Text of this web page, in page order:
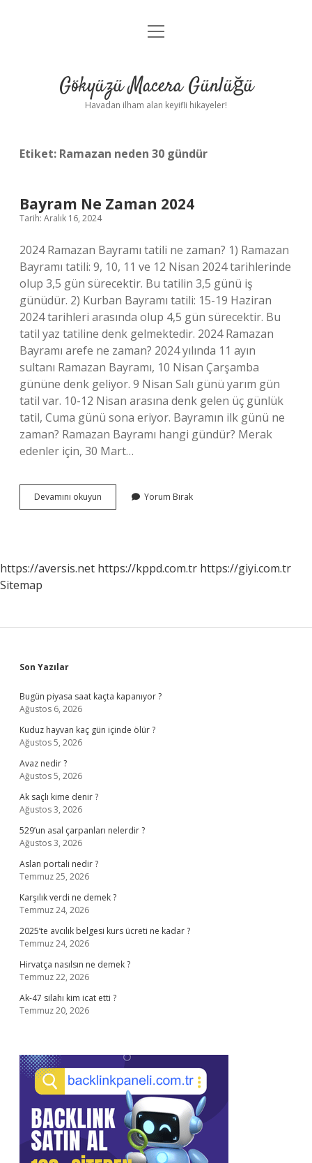
Anasayfa
Yasal Uyarı
menüyü
Gökyüzü Macera Günlüğü
Havadan ilham alan keyifli hikayeler!
Etiket: Ramazan neden 30 gündür
Bayram Ne Zaman 2024
Tarih: Aralık 16, 2024
2024 Ramazan Bayramı tatili ne zaman? 1) Ramazan
Bayramı tatili: 9, 10, 11 ve 12 Nisan 2024 tarihlerinde
olup 3,5 gün sürecektir. Bu tatilin 3,5 günü iş
günüdür. 2) Kurban Bayramı tatili: 15-19 Haziran
2024 tarihleri ​​arasında olup 4,5 gün sürecektir. Bu
tatil yaz tatiline denk gelmektedir. 2024 Ramazan
Bayramı arefe ne zaman? 2024 yılında 11 ayın
sultanı Ramazan Bayramı, 10 Nisan Çarşamba
gününe denk geliyor. 9 Nisan Salı günü yarım gün
tatil var. 10-12 Nisan arasına denk gelen üç günlük
tatil, Cuma günü sona eriyor. Bayramın ilk günü ne
zaman? Ramazan Bayramı hangi gündür? Merak
edenler için, 30 Mart…
Devamını okuyun
Ne
Yorum Bırak
https://aversis.net https://kppd.com.tr https://giyi.com.tr
Sitemap
Sidebar
Son Yazılar
Bugün piyasa saat kaçta kapanıyor ?
Ağustos 6, 2026
Kuduz hayvan kaç gün içinde ölür ?
Ağustos 5, 2026
Avaz nedir ?
Ağustos 5, 2026
Ak saçlı kime denir ?
Ağustos 3, 2026
529’un asal çarpanları nelerdir ?
Ağustos 3, 2026
Aslan portali nedir ?
Temmuz 25, 2026
Karşılık verdi ne demek ?
Temmuz 24, 2026
2025’te avcılık belgesi kurs ücreti ne kadar ?
Temmuz 24, 2026
Hirvatça nasılsın ne demek ?
Temmuz 22, 2026
Ak-47 silahı kim icat etti ?
Temmuz 20, 2026